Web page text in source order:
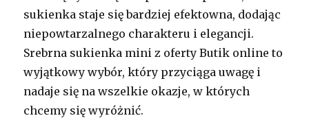
sukienka staje się bardziej efektowna, dodając
niepowtarzalnego charakteru i elegancji.
Srebrna sukienka mini z oferty Butik online to
wyjątkowy wybór, który przyciąga uwagę i
nadaje się na wszelkie okazje, w których
chcemy się wyróżnić.